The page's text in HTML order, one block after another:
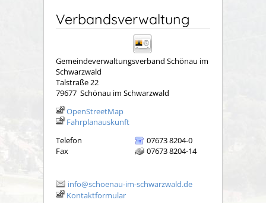
Verbandsverwaltung
Gemeindeverwaltungsverband Schönau im
Schwarzwald
Talstraße 22
79677 Schönau im Schwarzwald
OpenStreetMap
Fahrplanauskunft
Telefon
07673 8204-0
Fax
07673 8204-14
info@schoenau-im-schwarzwald.de
Kontaktformular